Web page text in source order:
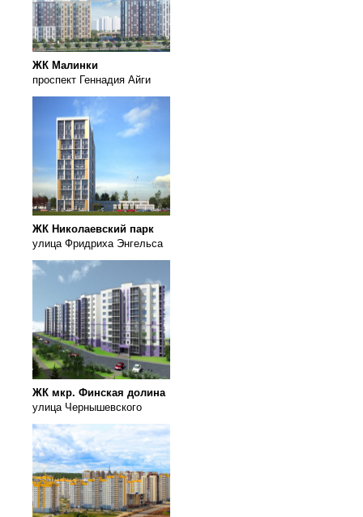
ЖК Малинки
проспект Геннадия Айги
ЖК Николаевский парк
улица Фридриха Энгельса
ЖК мкр. Финская долина
улица Чернышевского